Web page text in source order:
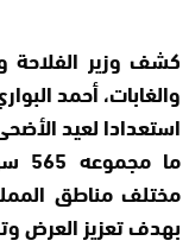
كشف وزير الفلاحة
والغابات، أحمد
بهدف تعزيز العرض